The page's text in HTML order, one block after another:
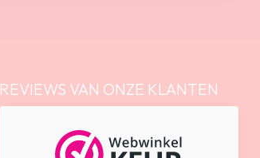
REVIEWS VAN ONZE KLANTEN